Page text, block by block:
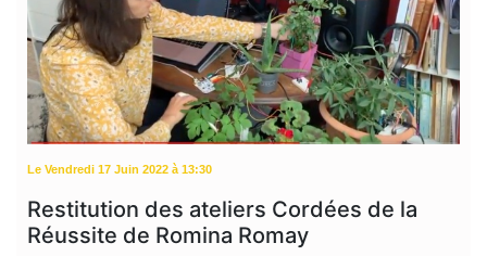
Le Vendredi 17 Juin 2022 à 13:30
Restitution des ateliers Cordées de la
Réussite de Romina Romay